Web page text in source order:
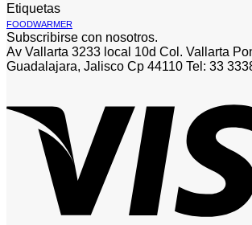
Etiquetas
FOODWARMER
Subscribirse con nosotros.
Av Vallarta 3233 local 10d Col. Vallarta
Guadalajara, Jalisco Cp 44110 Tel: 33